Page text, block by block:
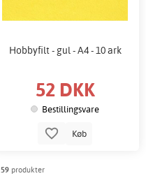
Hobbyfilt - gul - A4 - 10 ark
52 DKK
Bestillingsvare
Køb
59produkter